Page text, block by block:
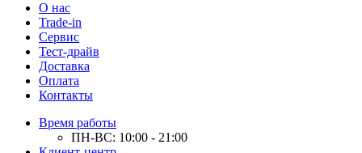
О нас
Trade-in
Сервис
Тест-драйв
Доставка
Оплата
Контакты
Время работы
ПН-ВС: 10:00 - 21:00